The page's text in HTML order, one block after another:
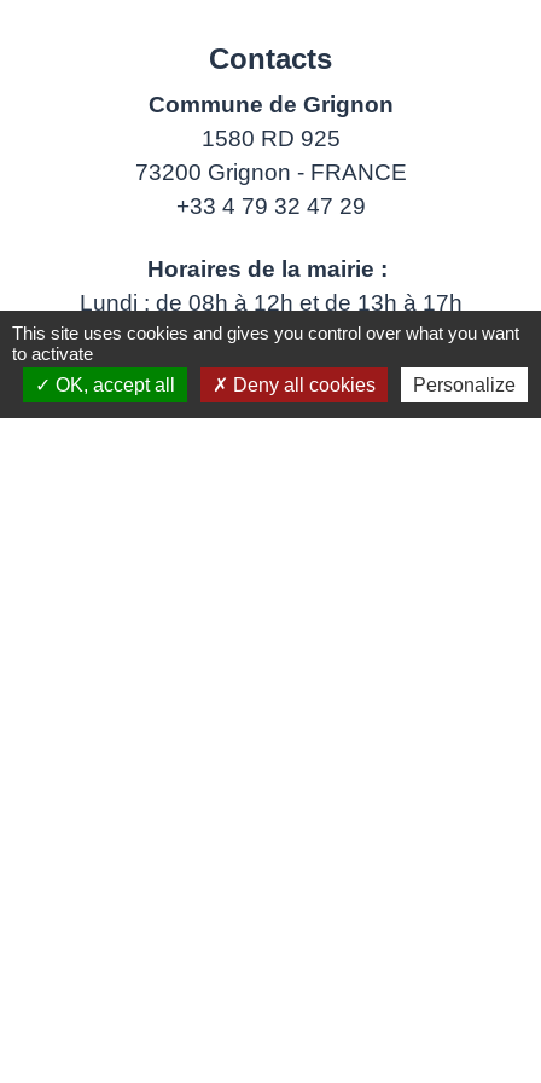
Contacts
Commune de Grignon
1580 RD 925
73200 Grignon - FRANCE
+33 4 79 32 47 29
Horaires de la mairie :
Lundi : de 08h à 12h et de 13h à 17h
Mardi : de 08h à 12h
Mercredi : de 13h à 19h
Jeudi : de 08h à 12h et de 13h à 17h
This site uses cookies and gives you control over what you want
to activate
OK, accept all
Deny all cookies Personalize